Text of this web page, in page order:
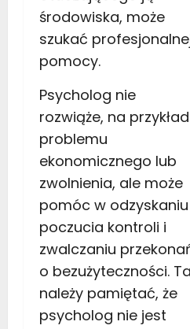
środowiska, może
szukać
pomocy.
Psycholog nie
rozwiąże, na przykład
problemu
ekonomicznego lub
zwolnienia, ale może
pomóc w odzyskaniu
poczucia kontroli i
zwalczaniu
o bezużyteczności.
należy pamiętać, że
psycholog nie jest